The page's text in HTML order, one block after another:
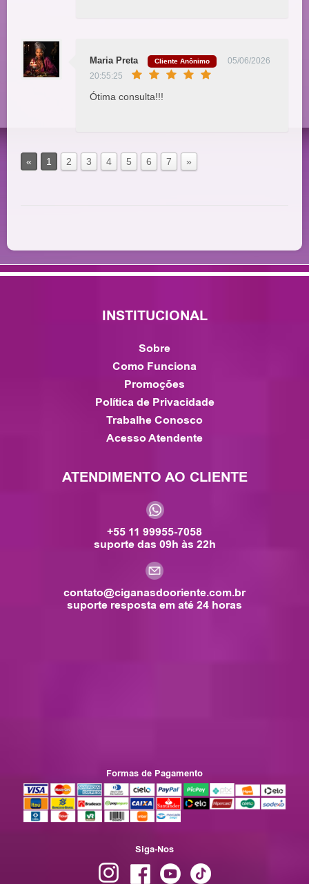
Maria Preta Cliente Anônimo
05/06/2026
20:55:25
Ótima consulta!!!
« 1 2 3 4 5 6 7 »
INSTITUCIONAL
Sobre
Como Funciona
Promoções
Política de Privacidade
Trabalhe Conosco
Acesso Atendente
ATENDIMENTO AO CLIENTE
+55 11 99955-7058
suporte das 09h às 22h
contato@ciganasdooriente.com.br
suporte resposta em até 24 horas
Formas de Pagamento
Siga-Nos